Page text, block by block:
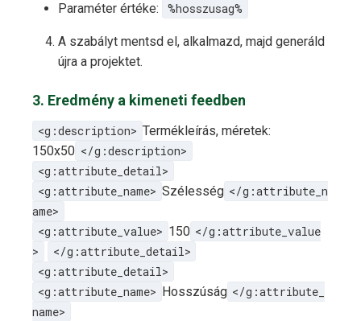
Paraméter értéke:
%hosszusag%
A szabályt mentsd el, alkalmazd, majd generáld
újra a projektet.
3. Eredmény a kimeneti feedben
<g:description> Termékleírás, méretek:
150x50 </g:description>
<g:attribute_detail>
<g:attribute_name> Szélesség </g:attribute_n
ame>
<g:attribute_value> 150 </g:attribute_value
>
</g:attribute_detail>
<g:attribute_detail>
<g:attribute_name> Hosszúság </g:attribute_
name>